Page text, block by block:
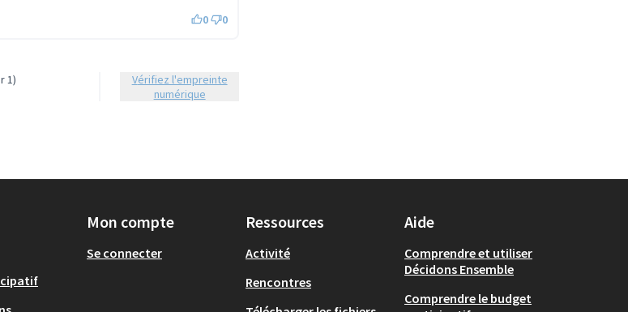
0 0
1)
Vérifiez l'empreinte
numérique
Mon compte
Se connecter
Ressources
Activité
Rencontres
Aide
Comprendre et utiliser
Décidons Ensemble
Comprendre le budget